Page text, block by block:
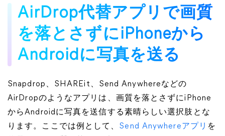
AirDrop代替アプリで画質
を落とさずにiPhoneから
Androidに写真を送る
Snapdrop、SHAREit、Send Anywhereなどの
AirDropのようなアプリは、画質を落とさずにiPhone
からAndroidに写真を送信する素晴らしい選択肢とな
ります。ここでは例として、 Send Anywhereアプリ を